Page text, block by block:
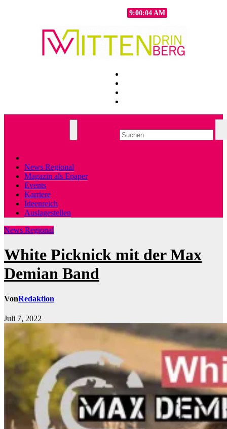
9:00:05 AM
News Regional
Magazin als Epaper
Events
Karriere
Ideenreich
Auslagestellen
News Regional
White Picknick mit der Max
Demian Band
VonRedaktion
Juli 7, 2022